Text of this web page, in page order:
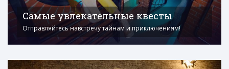
Самые увлекательные квесты
Отправляйтесь навстречу тайнам и приключениям!